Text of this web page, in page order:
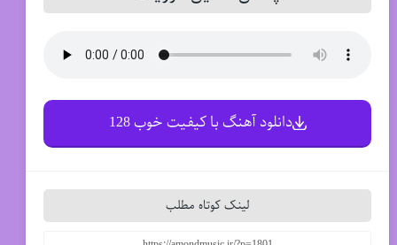
دانلود آهنگ با کیفیت خوب 128
لینک کوتاه مطلب